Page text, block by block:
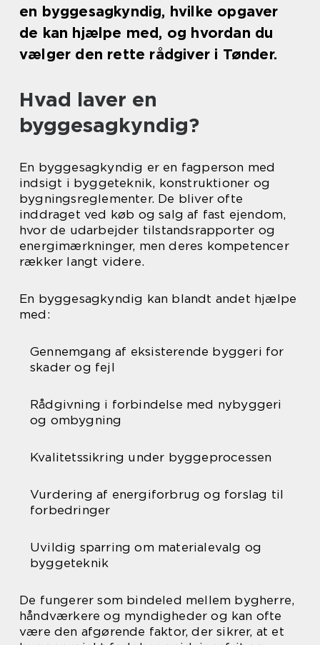
en byggesagkyndig, hvilke opgaver
de kan hjælpe med, og hvordan du
vælger den rette rådgiver i Tønder.
Hvad laver en
byggesagkyndig?
En byggesagkyndig er en fagperson med
indsigt i byggeteknik, konstruktioner og
bygningsreglementer. De bliver ofte
inddraget ved køb og salg af fast ejendom,
hvor de udarbejder tilstandsrapporter og
energimærkninger, men deres kompetencer
rækker langt videre.
En byggesagkyndig kan blandt andet hjælpe
med:
Gennemgang af eksisterende byggeri for
skader og fejl
Rådgivning i forbindelse med nybyggeri
og ombygning
Kvalitetssikring under byggeprocessen
Vurdering af energiforbrug og forslag til
forbedringer
Uvildig sparring om materialevalg og
byggeteknik
De fungerer som bindeled mellem bygherre,
håndværkere og myndigheder og kan ofte
være den afgørende faktor, der sikrer, at et